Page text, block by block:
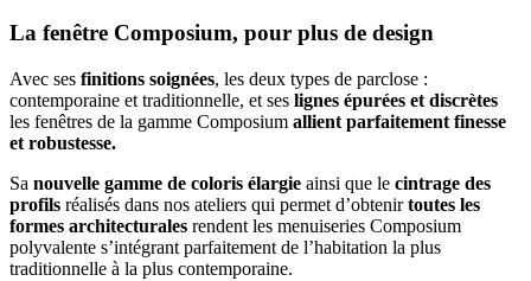
La fenêtre Composium, pour plus de design
Avec ses finitions soignées, les deux types de parclose :
contemporaine et traditionnelle, et ses lignes épurées et discrètes
les fenêtres de la gamme Composium allient parfaitement finesse
et robustesse.
Sa nouvelle gamme de coloris élargie ainsi que le cintrage des
profils réalisés dans nos ateliers qui permet d’obtenirtoutes les
formes architecturales rendent les menuiseries Composium
polyvalente s’intégrant parfaitement de l’habitation la plus
traditionnelle à la plus contemporaine.